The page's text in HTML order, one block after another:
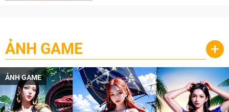
ẢNH GAME +
ẢNH GAME